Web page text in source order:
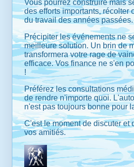
Vous pourrez construire mais
des efforts importants, récolter
du travail des années passées.
Précipiter les événements ne
meilleure solution. Un brin de
transformera votre rage de
efficace. Vos finance ne s'en
!
Préférez les consultations
de rendre n'importe quoi.
n'est pas toujours bonne pour
C'est le moment de discuter et
vos amitiés.